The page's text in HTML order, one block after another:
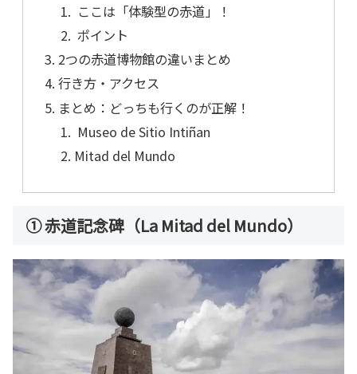
ここは「体験型の赤道」！
ポイント
2つの赤道博物館の違いまとめ
行き方・アクセス
まとめ：どっちも行くのが正解！
Museo de Sitio Intiñan
Mitad del Mundo
① 赤道記念碑（La Mitad del Mundo）